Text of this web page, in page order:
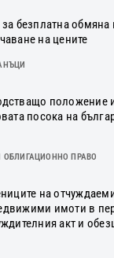
безплатна обмяна
на цените
положение
посока на
ОБЛИГАЦИОННО ПРАВО
на
имоти в
акт и